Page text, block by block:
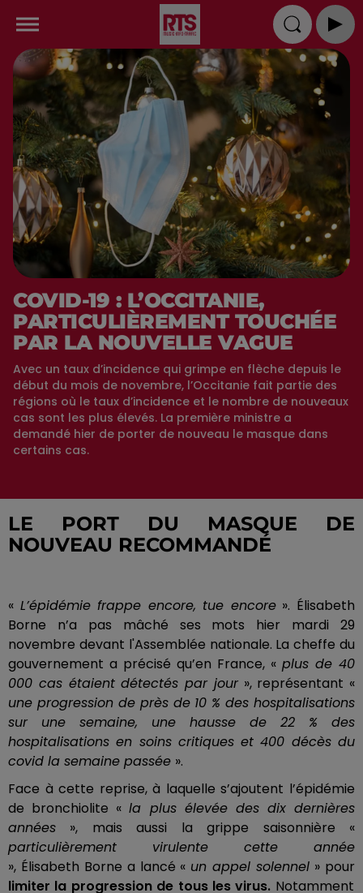
COVID-19 : L’OCCITANIE,
PARTICULIÈREMENT TOUCHÉE
PAR LA NOUVELLE VAGUE
Avec un taux d’incidence qui grimpe en flèche depuis le
début du mois de novembre, l’Occitanie fait partie des
régions où le taux d’incidence et le nombre de nouveaux
cas sont les plus élevés. La première ministre a
demandé hier de porter de nouveau le masque dans
certains cas.
LE PORT DU MASQUE DE
NOUVEAU RECOMMANDÉ
« L’épidémie frappe encore, tue encore». Élisabeth
Borne n’a pas mâché ses mots hier mardi 29
novembre devant l'Assemblée nationale. La cheffe du
gouvernement a précisé qu’en France, « plus de 40
000 cas étaient détectés par jour», représentant «
une progression de près de 10 % des hospitalisations
sur une semaine, une hausse de 22 % des
hospitalisations en soins critiques et 400 décès du
covid la semaine passée ».
Face à cette reprise, à laquelle s’ajoutent l’épidémie
de bronchiolite «la plus élevée des dix dernières
années », mais aussi la grippe saisonnière «
particulièrement virulente cette année
», Élisabeth Borne a lancé « un appel solennel » pour
limiter la progression de tous les virus. Notamment